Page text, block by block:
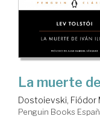
La muerte
Dostoievski, Fiódor
Penguin Books